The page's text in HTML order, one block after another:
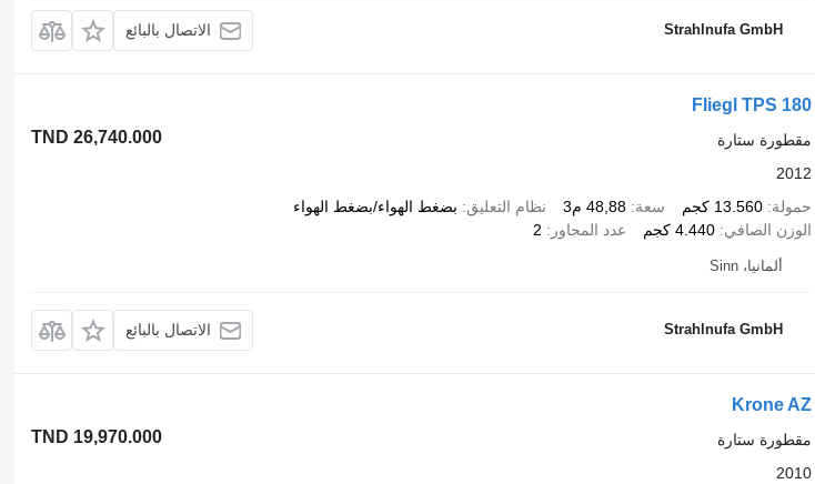
Strahlnufa GmbH الاتصال بالبائع
Fliegl TPS 180
TND 26,740.000
مقطورة ستارة
2012
حمولة 13.560 كجم سعة 48,88 م3 نظام التعليق
بضغط الهواء/بضغط الهواء
الوزن الصافي 4.440 كجم عدد المحاور 2
ألمانيا، Sinn
Strahlnufa GmbH الاتصال بالبائع
Krone AZ
TND 19,970.000
مقطورة ستارة
2010